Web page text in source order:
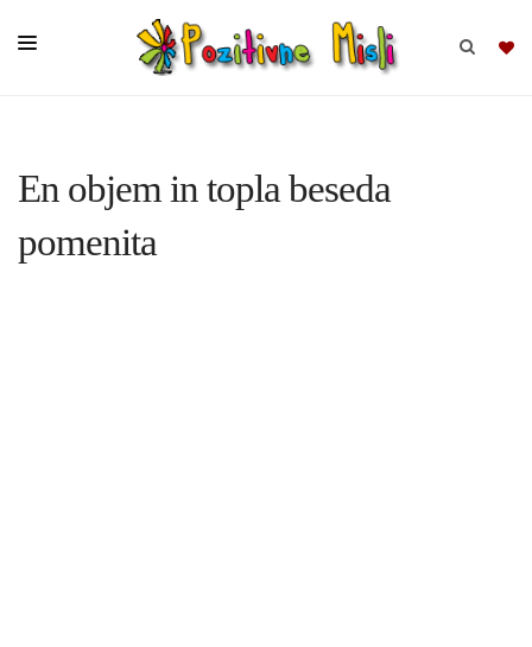
SKUPINE
MISLI
En objem in topla beseda
pomenita